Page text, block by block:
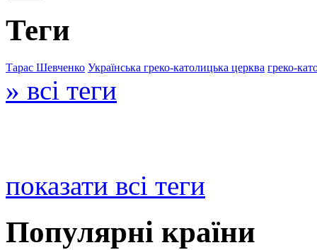
Теги
Тарас Шевченко Українська греко-католицька церква греко-
» всі теги
показати всі теги
Популярні країни